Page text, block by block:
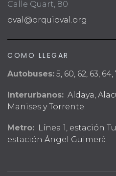
Calle Quart, 80
oval@orquioval.org
COMO LLEGAR
Autobuses: 5, 60, 62, 63, 64,
Interurbanos: Aldaya,
Manises y Torrente.
Metro: Línea 1, estación
estación Ángel Guimerá.